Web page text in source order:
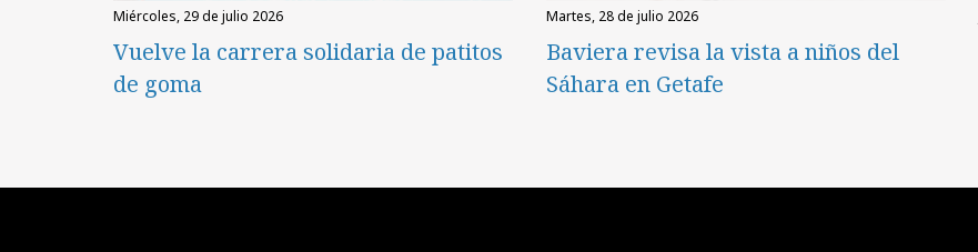
miércoles, 29 de julio 2026
Vuelve la carrera solidaria de patitos
de goma
martes, 28 de julio 2026
Baviera revisa la vista a niños del
Sáhara en Getafe